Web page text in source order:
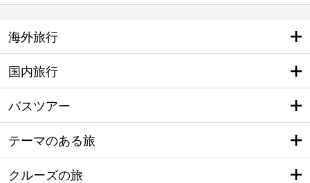
海外旅行
国内旅行
バスツアー
テーマのある旅
クルーズの旅